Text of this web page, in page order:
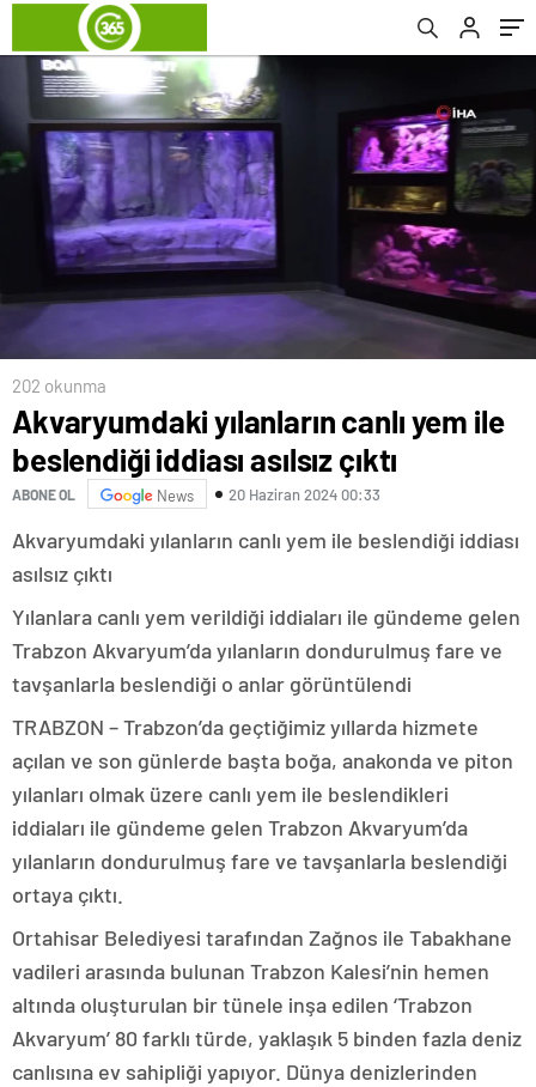
202 okunma
Akvaryumdaki yılanların canlı yem ile
beslendiği iddiası asılsız çıktı
ABONE OL News 20 Haziran 2024 00:33
Akvaryumdaki yılanların canlı yem ile beslendiği iddiası
asılsız çıktı
Yılanlara canlı yem verildiği iddiaları ile gündeme gelen
Trabzon Akvaryum’da yılanların dondurulmuş fare ve
tavşanlarla beslendiği o anlar görüntülendi
TRABZON – Trabzon’da geçtiğimiz yıllarda hizmete
açılan ve son günlerde başta boğa, anakonda ve piton
yılanları olmak üzere canlı yem ile beslendikleri
iddiaları ile gündeme gelen Trabzon Akvaryum’da
yılanların dondurulmuş fare ve tavşanlarla beslendiği
ortaya çıktı.
Ortahisar Belediyesi tarafından Zağnos ile Tabakhane
vadileri arasında bulunan Trabzon Kalesi’nin hemen
altında oluşturulan bir tünele inşa edilen ‘Trabzon
Akvaryum’ 80 farklı türde, yaklaşık 5 binden fazla deniz
canlısına ev sahipliği yapıyor. Dünya denizlerinden